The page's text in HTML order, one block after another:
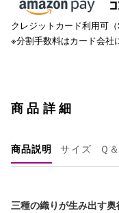
クレジットカード利用可（
※分割手数料はカード会社
商品詳細
商品説明 サイズ Ｑ
三種の織りが生み出す